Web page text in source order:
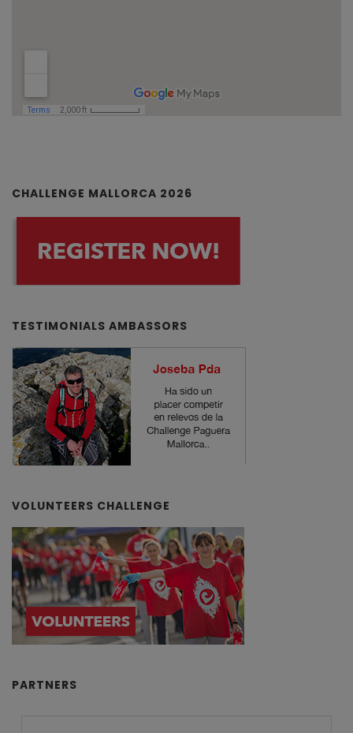
CHALLENGE MALLORCA 2026
TESTIMONIALS AMBASSORS
VOLUNTEERS CHALLENGE
PARTNERS